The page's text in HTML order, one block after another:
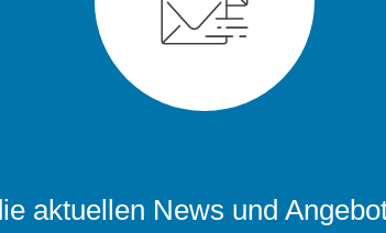
aktuellen News und